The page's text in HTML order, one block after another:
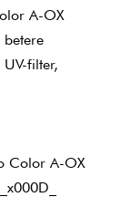
A-OX
filter,
Color A-OX